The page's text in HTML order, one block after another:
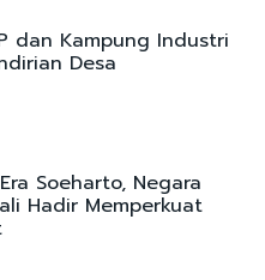
dan Kampung Industri
Desa
Soeharto, Negara
Hadir Memperkuat